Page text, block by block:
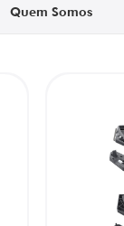
Quem Somos